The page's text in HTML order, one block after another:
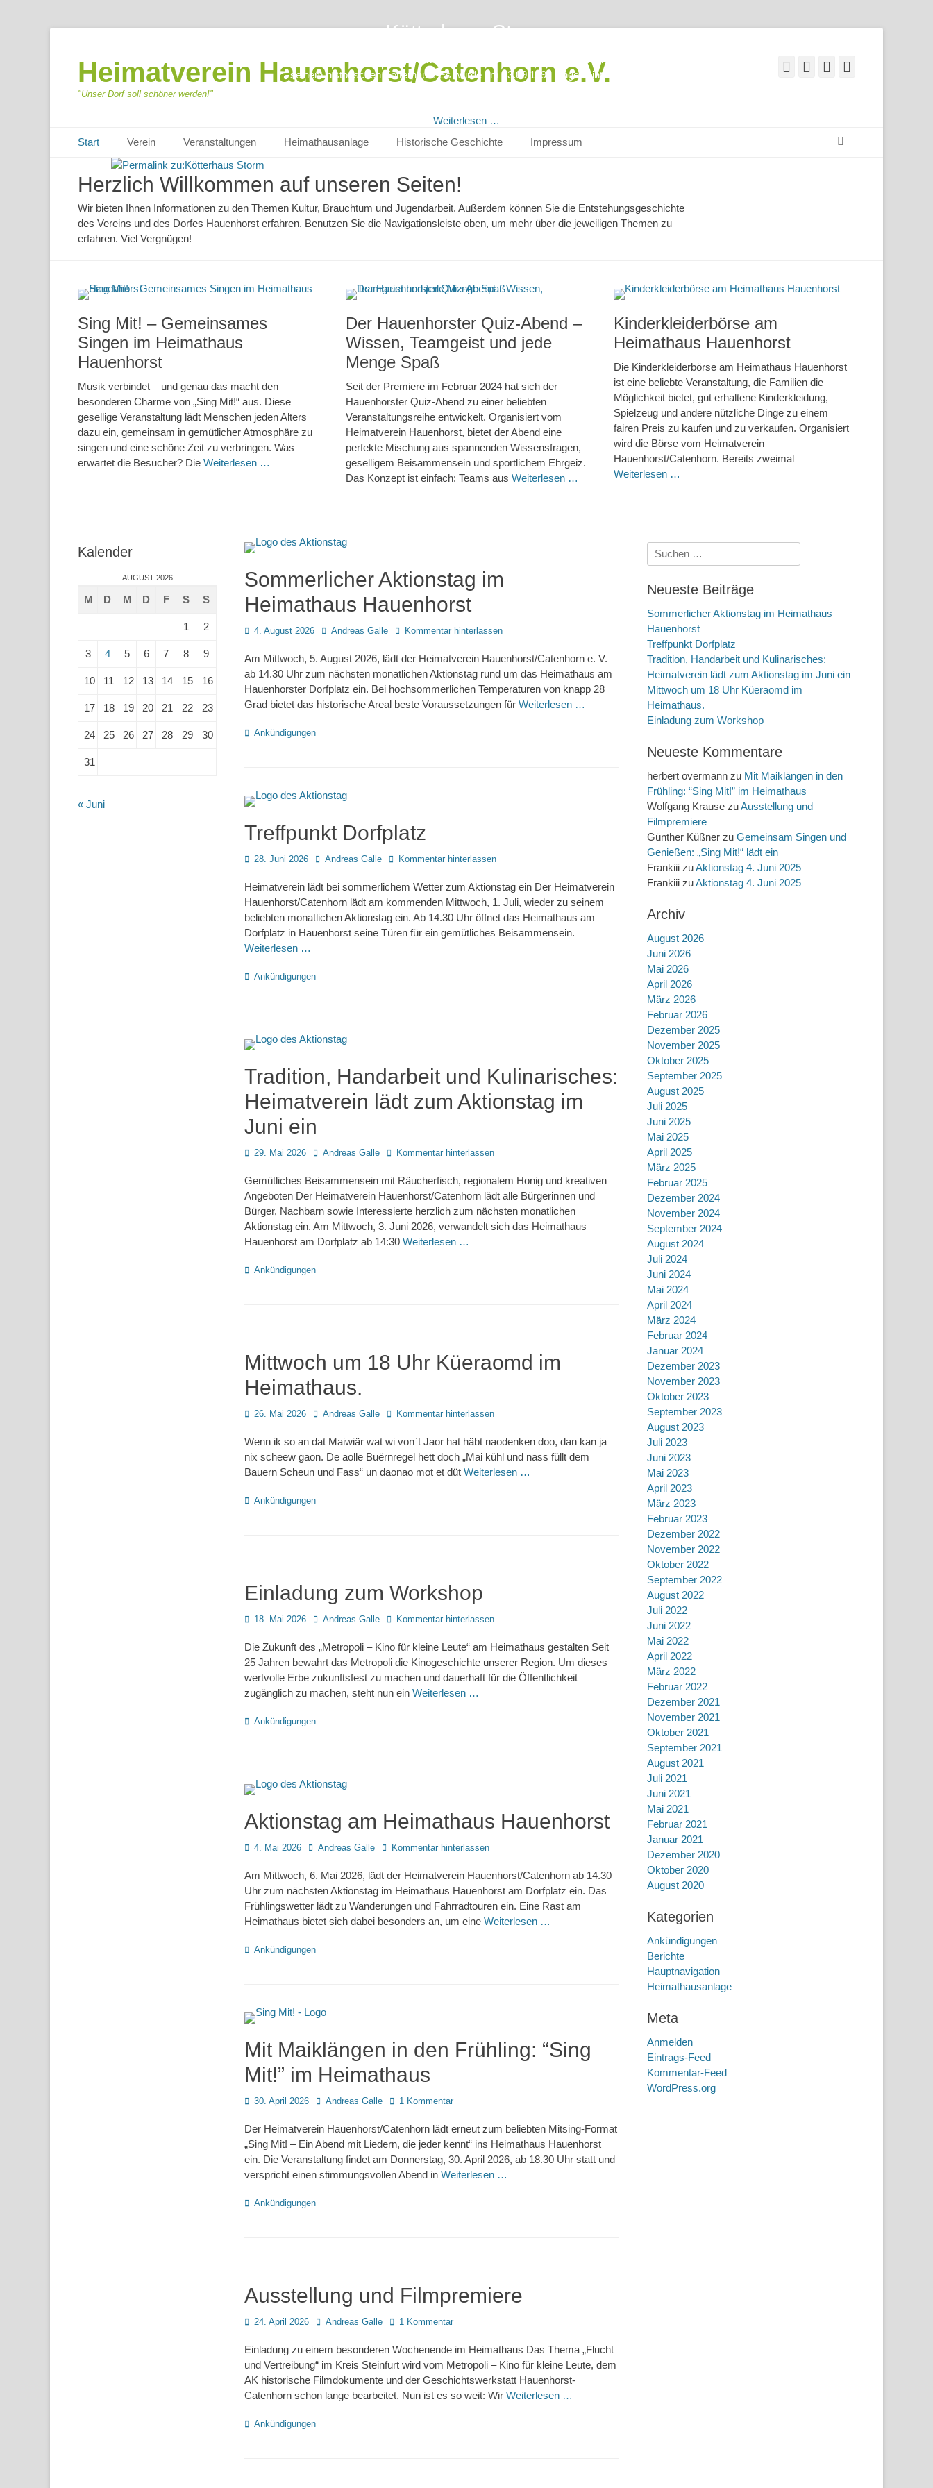
Heimatverein Hauenhorst/Catenhorn e.V.
"Unser Dorf soll schöner werden!"
FacebookGoogleplus
Primäres Menü
Inhalt
Start Verein Veranstaltungen Heimathausanlage Historische Geschichte Impressum
Kötterhaus Storm
Veröffentlicht am heimatverein
Sehr geehrte Gäste,der Heimatverein Hauenhorst/Catenhorn e.V. begrüßt Sie in
seinem historischen Kötterhaus. Es wurde am 23.09.1994 eingeweiht und wird
Weiterlesen …
Herzlich Willkommen auf unseren Seiten!
Wir bieten Ihnen Informationen zu den Themen Kultur, Brauchtum und Jugendarbeit. Außerdem können Sie die Entstehungsgeschichte
des Vereins und des Dorfes Hauenhorst erfahren. Benutzen Sie die Navigationsleiste oben, um mehr über die jeweiligen Themen zu
erfahren. Viel Vergnügen!
Sing Mit! – Gemeinsames
Singen im Heimathaus
Hauenhorst
Musik verbindet – und genau das macht den
besonderen Charme von „Sing Mit!“ aus. Diese
gesellige Veranstaltung lädt Menschen jeden Alters
dazu ein, gemeinsam in gemütlicher Atmosphäre zu
singen und eine schöne Zeit zu verbringen. Was
erwartet die Besucher? Die Weiterlesen …
Der Hauenhorster Quiz-Abend –
Wissen, Teamgeist und jede
Menge Spaß
Seit der Premiere im Februar 2024 hat sich der
Hauenhorster Quiz-Abend zu einer beliebten
Veranstaltungsreihe entwickelt. Organisiert vom
Heimatverein Hauenhorst, bietet der Abend eine
perfekte Mischung aus spannenden Wissensfragen,
geselligem Beisammensein und sportlichem Ehrgeiz.
Das Konzept ist einfach: Teams aus Weiterlesen …
Kinderkleiderbörse am
Heimathaus Hauenhorst
Die Kinderkleiderbörse am Heimathaus Hauenhorst
ist eine beliebte Veranstaltung, die Familien die
Möglichkeit bietet, gut erhaltene Kinderkleidung,
Spielzeug und andere nützliche Dinge zu einem
fairen Preis zu kaufen und zu verkaufen. Organisiert
wird die Börse vom Heimatverein
Hauenhorst/Catenhorn. Bereits zweimal
Weiterlesen …
Sommerlicher Aktionstag im
Heimathaus Hauenhorst
Posted
4. August 2026 AutorAndreas Galle Kommentar hinterlassen
Am Mittwoch, 5. August 2026, lädt der Heimatverein Hauenhorst/Catenhorn e. V.
ab 14.30 Uhr zum nächsten monatlichen Aktionstag rund um das Heimathaus am
Hauenhorster Dorfplatz ein. Bei hochsommerlichen Temperaturen von knapp 28
Grad bietet das historische Areal beste Voraussetzungen für Weiterlesen …
Kategorien
Ankündigungen
Treffpunkt Dorfplatz
Posted
28. Juni 2026 AutorAndreas Galle Kommentar hinterlassen
Heimatverein lädt bei sommerlichem Wetter zum Aktionstag ein Der Heimatverein
Hauenhorst/Catenhorn lädt am kommenden Mittwoch, 1. Juli, wieder zu seinem
beliebten monatlichen Aktionstag ein. Ab 14.30 Uhr öffnet das Heimathaus am
Dorfplatz in Hauenhorst seine Türen für ein gemütliches Beisammensein.
Weiterlesen …
Kategorien
Ankündigungen
Tradition, Handarbeit und Kulinarisches:
Heimatverein lädt zum Aktionstag im
Juni ein
Posted
29. Mai 2026 AutorAndreas Galle Kommentar hinterlassen
Gemütliches Beisammensein mit Räucherfisch, regionalem Honig und kreativen
Angeboten Der Heimatverein Hauenhorst/Catenhorn lädt alle Bürgerinnen und
Bürger, Nachbarn sowie Interessierte herzlich zum nächsten monatlichen
Aktionstag ein. Am Mittwoch, 3. Juni 2026, verwandelt sich das Heimathaus
Hauenhorst am Dorfplatz ab 14:30 Weiterlesen …
Kategorien
Ankündigungen
Mittwoch um 18 Uhr Küeraomd im
Heimathaus.
Posted
26. Mai 2026 AutorAndreas Galle Kommentar hinterlassen
Wenn ik so an dat Maiwiär wat wi von`t Jaor hat häbt naodenken doo, dan kan ja
nix scheew gaon. De aolle Buërnregel hett doch „Mai kühl und nass füllt dem
Bauern Scheun und Fass“ un daonao mot et düt Weiterlesen …
Kategorien
Ankündigungen
Einladung zum Workshop
Posted
18. Mai 2026 AutorAndreas Galle Kommentar hinterlassen
Die Zukunft des „Metropoli – Kino für kleine Leute“ am Heimathaus gestalten Seit
25 Jahren bewahrt das Metropoli die Kinogeschichte unserer Region. Um dieses
wertvolle Erbe zukunftsfest zu machen und dauerhaft für die Öffentlichkeit
zugänglich zu machen, steht nun ein Weiterlesen …
Kategorien
Ankündigungen
Aktionstag am Heimathaus Hauenhorst
Posted
4. Mai 2026 AutorAndreas Galle Kommentar hinterlassen
Am Mittwoch, 6. Mai 2026, lädt der Heimatverein Hauenhorst/Catenhorn ab 14.30
Uhr zum nächsten Aktionstag im Heimathaus Hauenhorst am Dorfplatz ein. Das
Frühlingswetter lädt zu Wanderungen und Fahrradtouren ein. Eine Rast am
Heimathaus bietet sich dabei besonders an, um eine Weiterlesen …
Kategorien
Ankündigungen
Mit Maiklängen in den Frühling: “Sing
Mit!” im Heimathaus
Posted
30. April 2026 AutorAndreas Galle 1 Kommentar
Der Heimatverein Hauenhorst/Catenhorn lädt erneut zum beliebten Mitsing-Format
„Sing Mit! – Ein Abend mit Liedern, die jeder kennt“ ins Heimathaus Hauenhorst
ein. Die Veranstaltung findet am Donnerstag, 30. April 2026, ab 18.30 Uhr statt und
verspricht einen stimmungsvollen Abend in Weiterlesen …
Kategorien
Ankündigungen
Ausstellung und Filmpremiere
Posted
24. April 2026 AutorAndreas Galle 1 Kommentar
Einladung zu einem besonderen Wochenende im Heimathaus Das Thema „Flucht
und Vertreibung“ im Kreis Steinfurt wird vom Metropoli – Kino für kleine Leute, dem
AK historische Filmdokumente und der Geschichtswerkstatt Hauenhorst-
Catenhorn schon lange bearbeitet. Nun ist es so weit: Wir Weiterlesen …
Kategorien
Ankündigungen
Suchen
nach:
Neueste Beiträge
Sommerlicher Aktionstag im Heimathaus
Hauenhorst
Treffpunkt Dorfplatz
Tradition, Handarbeit und Kulinarisches:
Heimatverein lädt zum Aktionstag im Juni ein
Mittwoch um 18 Uhr Küeraomd im
Heimathaus.
Einladung zum Workshop
Neueste Kommentare
herbert overmann zu Mit Maiklängen in den
Frühling: “Sing Mit!” im Heimathaus
Wolfgang Krause zuAusstellung und
Filmpremiere
Günther Küßner zu Gemeinsam Singen und
Genießen: „Sing Mit!“ lädt ein
Frankiii zuAktionstag 4. Juni 2025
Frankiii zuAktionstag 4. Juni 2025
Archiv
August 2026
Juni 2026
Mai 2026
April 2026
März 2026
Februar 2026
Dezember 2025
November 2025
Oktober 2025
September 2025
August 2025
Juli 2025
Juni 2025
Mai 2025
April 2025
März 2025
Februar 2025
Dezember 2024
November 2024
September 2024
August 2024
Juli 2024
Juni 2024
Mai 2024
April 2024
März 2024
Februar 2024
Januar 2024
Dezember 2023
November 2023
Oktober 2023
September 2023
August 2023
Juli 2023
Juni 2023
Mai 2023
April 2023
März 2023
Februar 2023
Dezember 2022
November 2022
Oktober 2022
September 2022
August 2022
Juli 2022
Juni 2022
Mai 2022
April 2022
März 2022
Februar 2022
Dezember 2021
November 2021
Oktober 2021
September 2021
August 2021
Juli 2021
Juni 2021
Mai 2021
Februar 2021
Januar 2021
Dezember 2020
Oktober 2020
August 2020
Kategorien
Ankündigungen
Berichte
Hauptnavigation
Heimathausanlage
Meta
Anmelden
Eintrags-Feed
Kommentar-Feed
WordPress.org
Kalender
AUGUST 2026
M D M D F S S
1 2
3 4 5 6 7 8 9
10 11 12 13 14 15 16
17 18 19 20 21 22 23
24 25 26 27 28 29 30
31
« Juni